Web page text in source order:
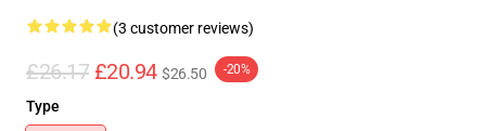
(3 customer reviews)
£26.17 £20.94 $26.50 -20%
Type